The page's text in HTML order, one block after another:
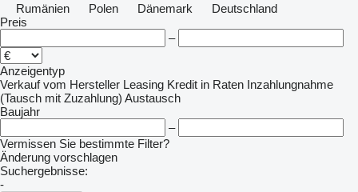
Rumänien
Polen Dänemark
Deutschland
Preis
–
Anzeigentyp
Verkauf vom Hersteller Leasing Kredit in Raten Inzahlungnahme
(Tausch mit Zuzahlung) Austausch
Baujahr
–
Vermissen Sie bestimmte Filter?
Änderung vorschlagen
Suchergebnisse:
-